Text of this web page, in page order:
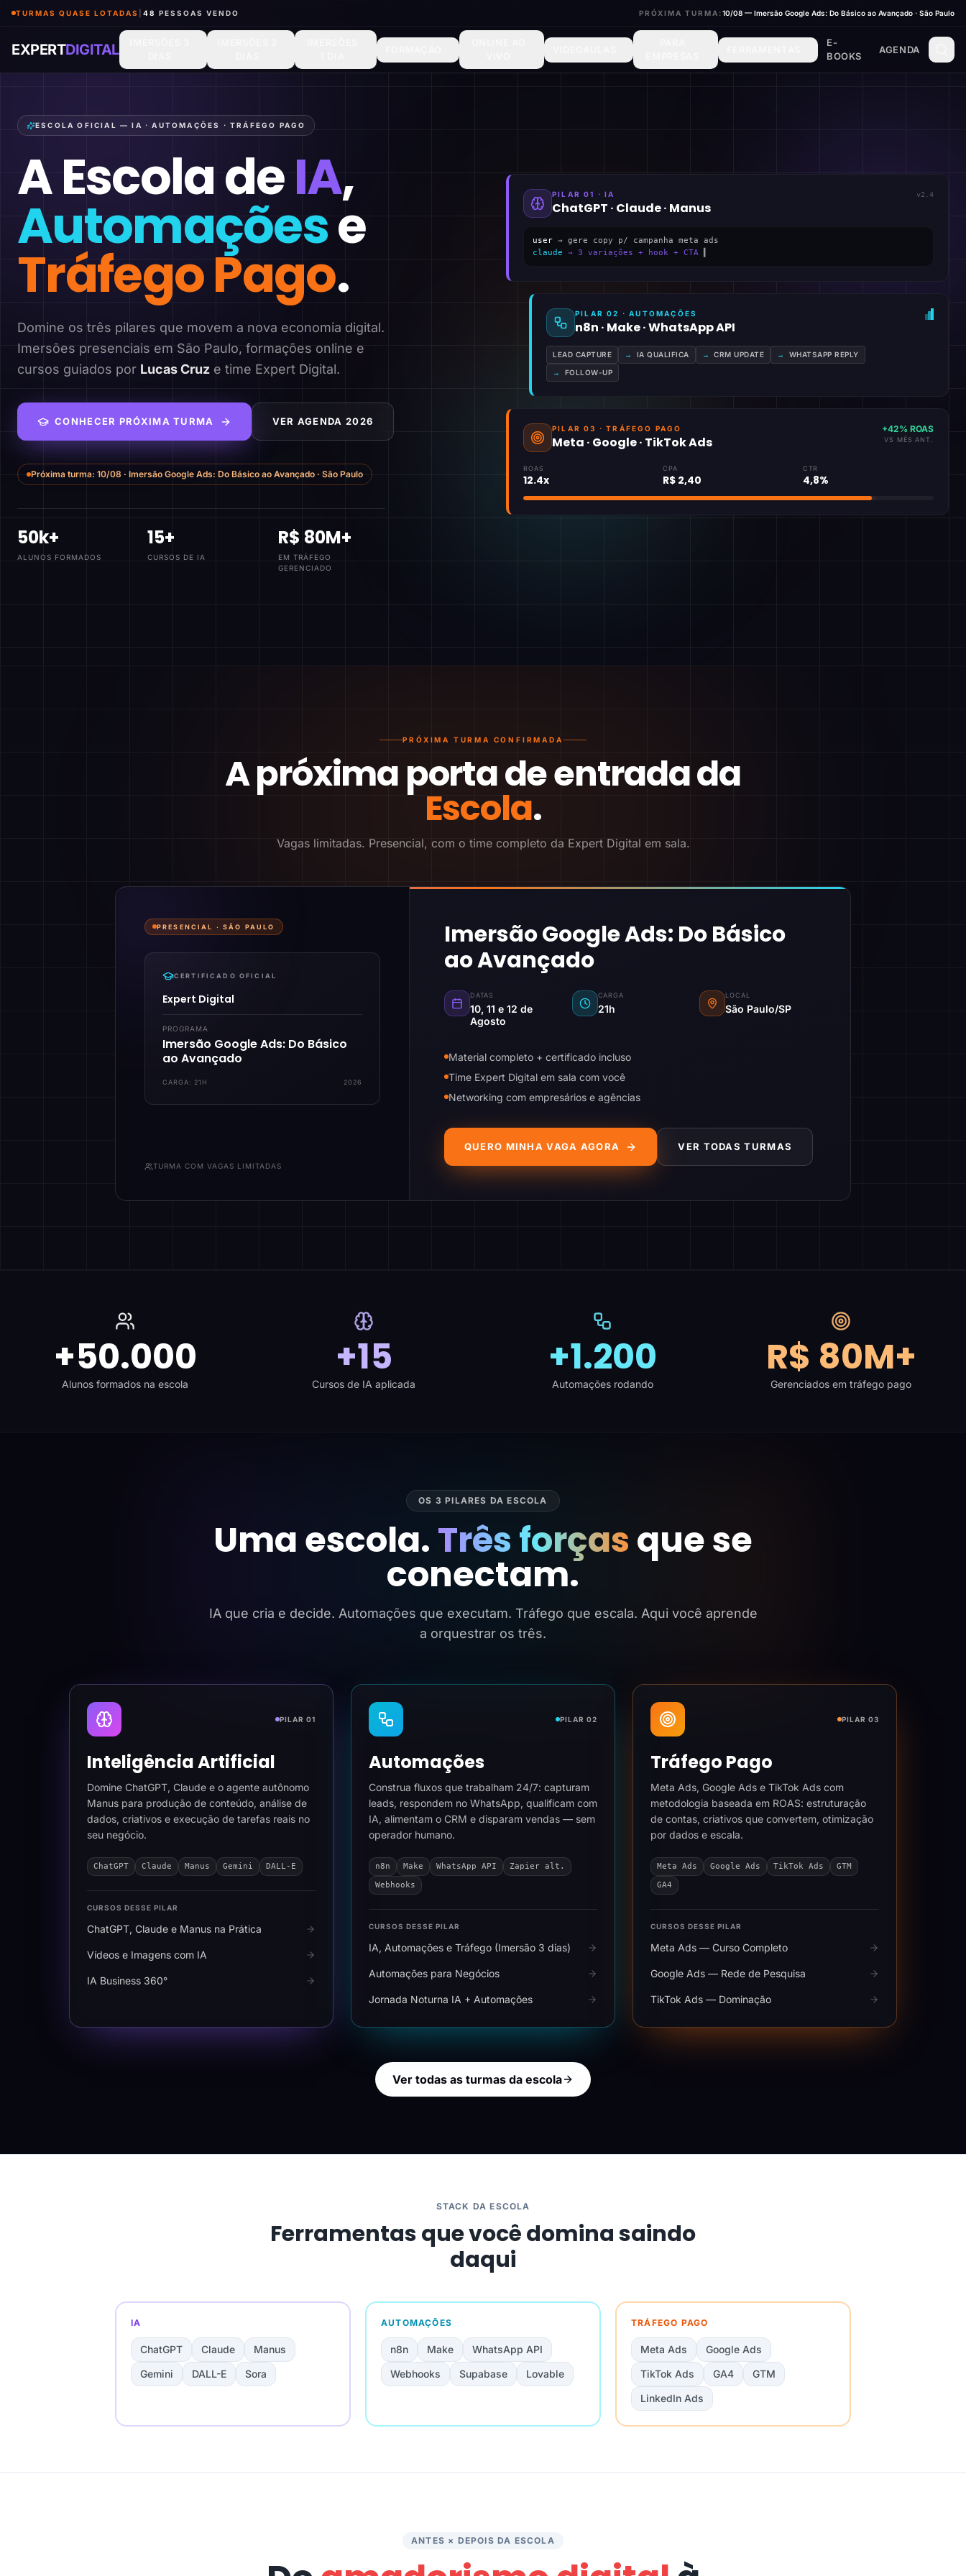
TURMAS QUASE LOTADAS 48 PESSOAS VENDO PRÓXIMA TURMA:10/08 — Imersão Google Ads: Do Básico ao Avançado · São Paulo
EXPERTDIGITAL
E-
BOOKS
AGENDA
ESCOLA OFICIAL — IA · AUTOMAÇÕES · TRÁFEGO PAGO
A Escola deIA,
Automaçõese
Tráfego Pago.
Domine os três pilares que movem a nova economia digital.
Imersões presenciais em São Paulo, formações online e
cursos guiados por Lucas Cruz e time Expert Digital.
CONHECER PRÓXIMA TURMA VER AGENDA 2026
Próxima turma: 10/08 · Imersão Google Ads: Do Básico ao Avançado · São Paulo
50k+
ALUNOS FORMADOS
15+
CURSOS DE IA
R$ 80M+
EM TRÁFEGO
GERENCIADO
PILAR 01 · IA
ChatGPT · Claude · Manus
v2.4
user → gere copy p/ campanha meta ads
claude → 3 variações + hook + CTA
PILAR 02 · AUTOMAÇÕES
n8n · Make · WhatsApp API
LEAD CAPTURE → IA QUALIFICA → CRM UPDATE → WHATSAPP REPLY
→ FOLLOW-UP
PILAR 03 · TRÁFEGO PAGO
Meta · Google · TikTok Ads
+42% ROAS
VS MÊS ANT.
ROAS
12.4x
CPA
R$ 2,40
CTR
4,8%
PRÓXIMA TURMA CONFIRMADA
A próxima porta de entrada da
Escola.
Vagas limitadas. Presencial, com o time completo da Expert Digital em sala.
PRESENCIAL ·SÃO PAULO
CERTIFICADO OFICIAL
Expert Digital
PROGRAMA
Imersão Google Ads: Do Básico
ao Avançado
CARGA: 21H 2026
TURMA COM VAGAS LIMITADAS
Imersão Google Ads: Do Básico
ao Avançado
DATAS
10, 11 e 12 de
Agosto
CARGA
21h
LOCAL
São Paulo/SP
Material completo + certificado incluso
Time Expert Digital em sala com você
Networking com empresários e agências
QUERO MINHA VAGA AGORA VER TODAS TURMAS
+50.000
Alunos formados na escola
+15
Cursos de IA aplicada
+1.200
Automações rodando
R$ 80M+
Gerenciados em tráfego pago
OS 3 PILARES DA ESCOLA
Uma escola.Três forçasque se
conectam.
IA que cria e decide. Automações que executam. Tráfego que escala. Aqui você aprende
a orquestrar os três.
PILAR 01
Inteligência Artificial
Domine ChatGPT, Claude e o agente autônomo
Manus para produção de conteúdo, análise de
dados, criativos e execução de tarefas reais no
seu negócio.
ChatGPT Claude Manus Gemini DALL-E
CURSOS DESSE PILAR
ChatGPT, Claude e Manus na Prática
Vídeos e Imagens com IA
IA Business 360°
PILAR 02
Automações
Construa fluxos que trabalham 24/7: capturam
leads, respondem no WhatsApp, qualificam com
IA, alimentam o CRM e disparam vendas — sem
operador humano.
n8n Make WhatsApp API
Zapier alt.
Webhooks
CURSOS DESSE PILAR
IA, Automações e Tráfego (Imersão 3 dias)
Automações para Negócios
Jornada Noturna IA + Automações
PILAR 03
Tráfego Pago
Meta Ads, Google Ads e TikTok Ads com
metodologia baseada em ROAS: estruturação
de contas, criativos que convertem, otimização
por dados e escala.
Meta Ads Google Ads TikTok Ads
GTM
GA4
CURSOS DESSE PILAR
Meta Ads — Curso Completo
Google Ads — Rede de Pesquisa
TikTok Ads — Dominação
Ver todas as turmas da escola
STACK DA ESCOLA
Ferramentas que você domina saindo
daqui
IA
ChatGPT Claude
Manus
Gemini
DALL-E Sora
AUTOMAÇÕES
n8n Make
WhatsApp API
Webhooks
Supabase Lovable
TRÁFEGO PAGO
Meta Ads
Google Ads
TikTok Ads
GA4
GTM
LinkedIn Ads
ANTES × DEPOIS DA ESCOLA